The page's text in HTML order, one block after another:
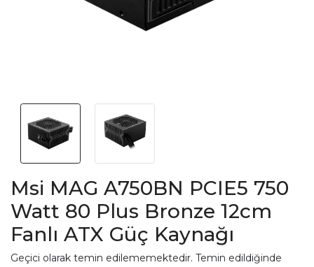
Msi MAG A750BN PCIE5 750
Watt 80 Plus Bronze 12cm
Fanlı ATX Güç Kaynağı
Geçici olarak temin edilememektedir. Temin edildiğinde